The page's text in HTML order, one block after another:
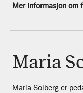
Mer informasjon om
Maria
Maria Solberg er